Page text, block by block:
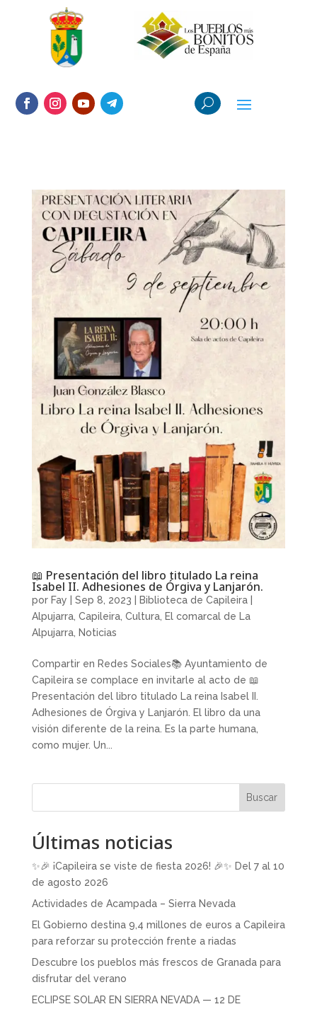
📖 Presentación del libro titulado La reina
Isabel II. Adhesiones de Órgiva y Lanjarón.
por Fay Sep 8, 2023
Biblioteca de Capileira |
Alpujarra, Capileira, Cultura, El comarcal de La
Alpujarra, Noticias
Compartir en Redes Sociales📚 Ayuntamiento de
Capileira se complace en invitarle al acto de 📖
Presentación del libro titulado La reina Isabel II.
Adhesiones de Órgiva y Lanjarón. El libro da una
visión diferente de la reina. Es la parte humana,
como mujer. Un...
Buscar
Últimas noticias
✨🎉 ¡Capileira se viste de fiesta 2026! 🎉✨ Del 7 al 10
de agosto 2026
Actividades de Acampada – Sierra Nevada
El Gobierno destina 9,4 millones de euros a Capileira
para reforzar su protección frente a riadas
Descubre los pueblos más frescos de Granada para
disfrutar del verano
ECLIPSE SOLAR EN SIERRA NEVADA — 12 DE